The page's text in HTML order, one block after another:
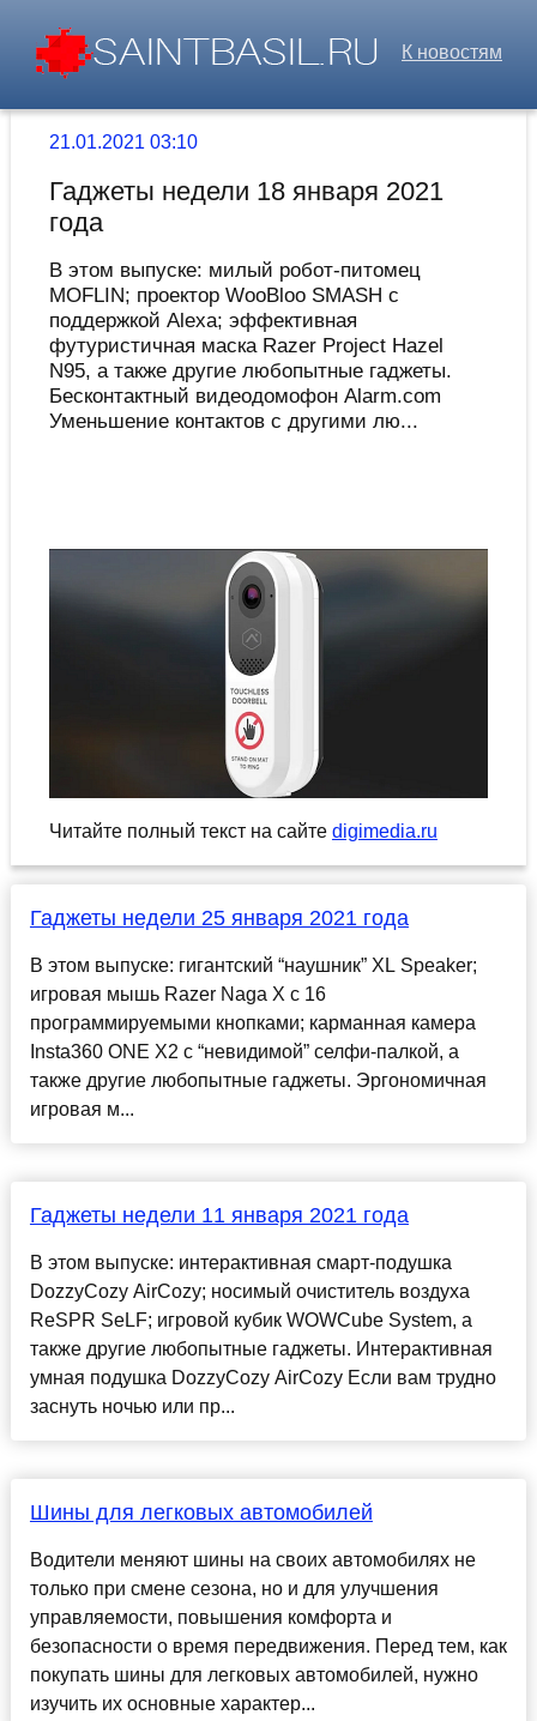
К новостям
21.01.2021 03:10
Гаджеты недели 18 января 2021
года
В этом выпуске: милый робот-питомец
MOFLIN; проектор WooBloo SMASH с
поддержкой Alexa; эффективная
футуристичная маска Razer Project Hazel
N95, а также другие любопытные гаджеты.
Бесконтактный видеодомофон Alarm.com
Уменьшение контактов с другими лю...
Читайте полный текст на сайте digimedia.ru
Гаджеты недели 25 января 2021 года
В этом выпуске: гигантский “наушник” XL Speaker;
игровая мышь Razer Naga X с 16
программируемыми кнопками; карманная камера
Insta360 ONE X2 с “невидимой” селфи-палкой, а
также другие любопытные гаджеты. Эргономичная
игровая м...
Гаджеты недели 11 января 2021 года
В этом выпуске: интерактивная смарт-подушка
DozzyCozy AirCozy; носимый очиститель воздуха
ReSPR SeLF; игровой кубик WOWCube System, а
также другие любопытные гаджеты. Интерактивная
умная подушка DozzyCozy AirCozy Если вам трудно
заснуть ночью или пр...
Шины для легковых автомобилей
Водители меняют шины на своих автомобилях не
только при смене сезона, но и для улучшения
управляемости, повышения комфорта и
безопасности о время передвижения. Перед тем, как
покупать шины для легковых автомобилей, нужно
изучить их основные характер...